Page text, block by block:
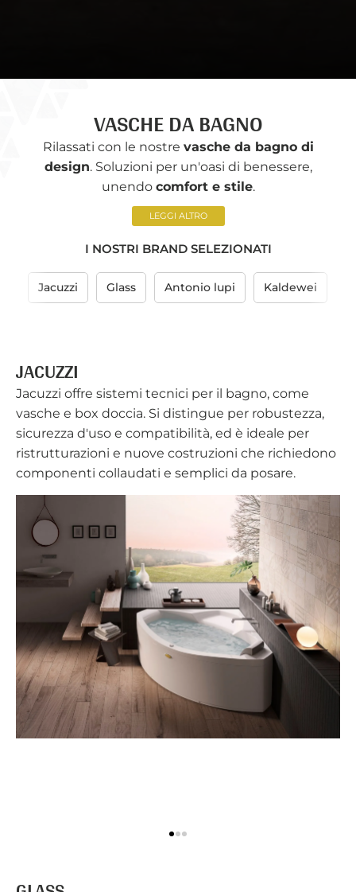
VASCHE DA BAGNO
Rilassati con le nostre vasche da bagno di
design. Soluzioni per un'oasi di benessere,
unendo comfort e stile.
vasca da bagno
forme, dimensioni e materiali
avanzate Glass
design
moderno e raffinato
Antonio Lupi e Kaldewei
eccellenza nel design e la
qualità dei materiali
Ideal Standard
versatili e funzionali
massimo comfort e un tocco di lusso
LEGGI ALTRO
I NOSTRI BRAND SELEZIONATI
Jacuzzi Glass Antonio lupi Kaldewei
NOSTRI
BRAND
JACUZZI
Jacuzzi offre sistemi tecnici per il bagno, come
vasche e box doccia. Si distingue per robustezza,
sicurezza d'uso e compatibilità, ed è ideale per
ristrutturazioni e nuove costruzioni che richiedono
componenti collaudati e semplici da posare.